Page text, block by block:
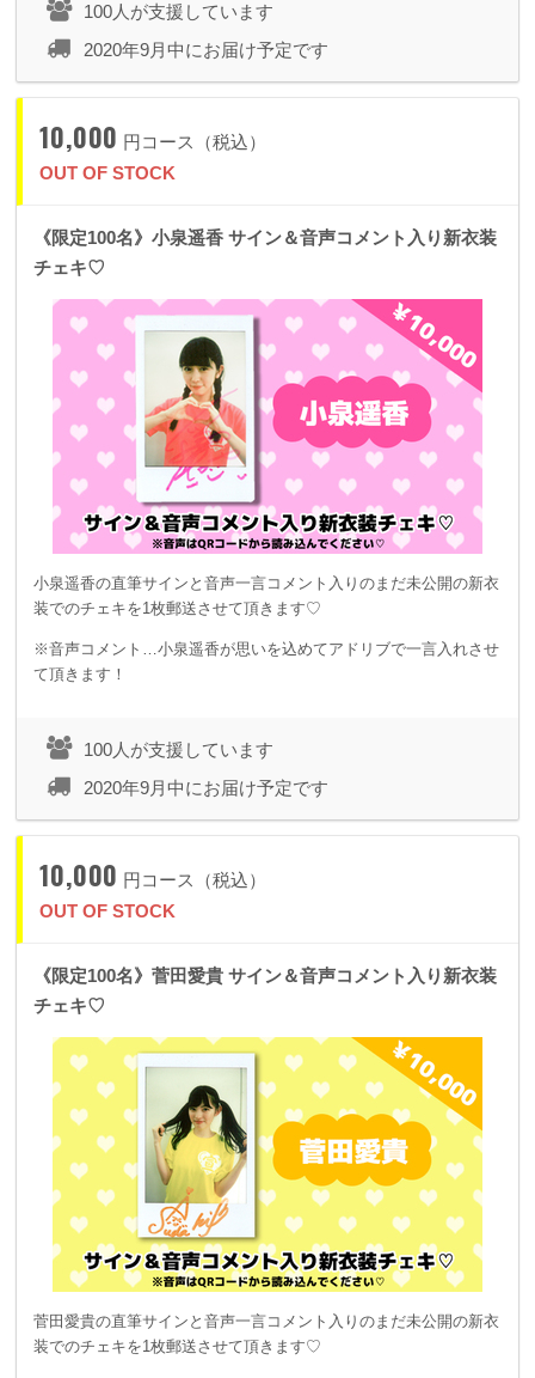
100人が支援しています
2020年9月中にお届け予定です
10,000 円コース（税込）
OUT OF STOCK
《限定100名》小泉遥香 サイン＆音声コメント入り新衣装
チェキ♡
小泉遥香の直筆サインと音声一言コメント入りのまだ未公開の新衣
装でのチェキを1枚郵送させて頂きます♡
※音声コメント…小泉遥香が思いを込めてアドリブで一言入れさせ
て頂きます！
100人が支援しています
2020年9月中にお届け予定です
10,000 円コース（税込）
OUT OF STOCK
《限定100名》菅田愛貴 サイン＆音声コメント入り新衣装
チェキ♡
菅田愛貴の直筆サインと音声一言コメント入りのまだ未公開の新衣
装でのチェキを1枚郵送させて頂きます♡